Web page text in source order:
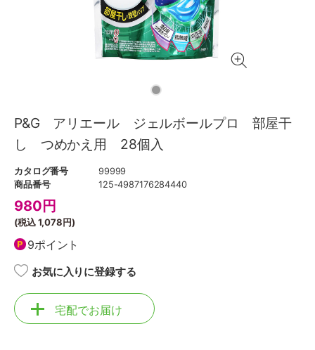
P&G アリエール ジェルボールプロ 部屋干
し つめかえ用 28個入
カタログ番号
99999
商品番号
125-4987176284440
980 円
(税込1,078円)
9ポイント
お気に入りに登録する
宅配でお届け